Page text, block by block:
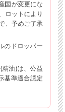
国が変更にな
ロットにより
、予めご了承
のドロッパー
精油)は、公益
基準適合認定